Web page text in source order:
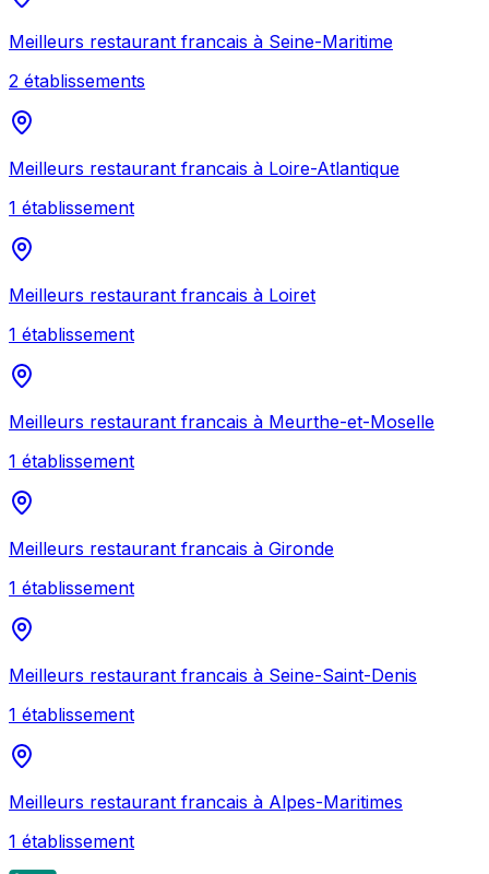
Meilleurs restaurant francais à Seine-Maritime
2 établissements
Meilleurs restaurant francais à Loire-Atlantique
1 établissement
Meilleurs restaurant francais à Loiret
1 établissement
Meilleurs restaurant francais à Meurthe-et-Moselle
1 établissement
Meilleurs restaurant francais à Gironde
1 établissement
Meilleurs restaurant francais à Seine-Saint-Denis
1 établissement
Meilleurs restaurant francais à Alpes-Maritimes
1 établissement